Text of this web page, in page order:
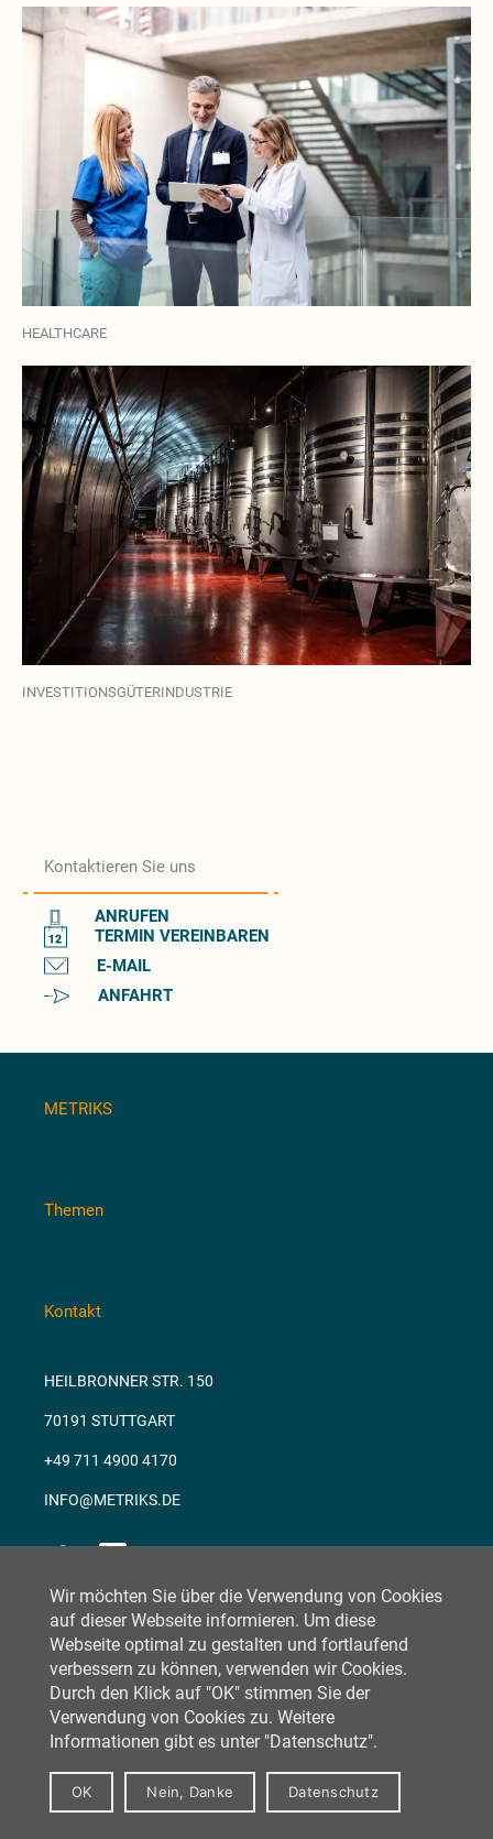
HEALTHCARE
INVESTITIONSGÜTERINDUSTRIE
Kontaktieren Sie uns
ANRUFEN
TERMIN VEREINBAREN
E-MAIL
ANFAHRT
METRIKS
Themen
Kontakt
HEILBRONNER STR. 150
70191 STUTTGART
+49 711 4900 4170
INFO@METRIKS.DE
Copyright © 2026 METRIKS
Powered by IT-Couch
Wir möchten Sie über die Verwendung von Cookies
auf dieser Webseite informieren. Um diese
Webseite optimal zu gestalten und fortlaufend
verbessern zu können, verwenden wir Cookies.
Durch den Klick auf "OK" stimmen Sie der
Verwendung von Cookies zu. Weitere
Informationen gibt es unter "Datenschutz".
OK Nein, Danke Datenschutz